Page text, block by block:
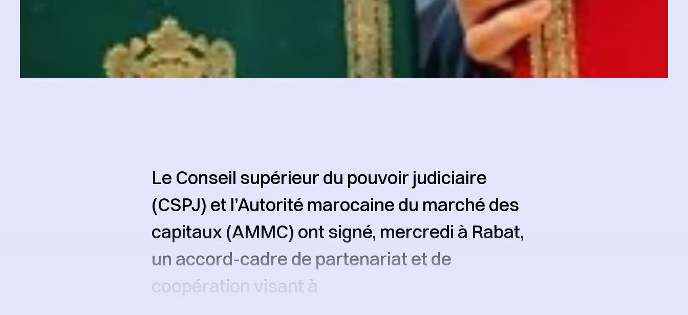
Le Conseil supérieur du pouvoir judiciaire
(CSPJ) et l’Autorité marocaine du marché des
capitaux (AMMC) ont signé, mercredi à Rabat,
un accord-cadre de partenariat et de
coopération visant à